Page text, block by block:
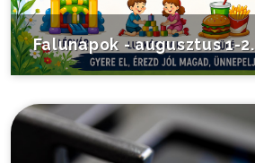
Falunapok - augusztus 1-2.